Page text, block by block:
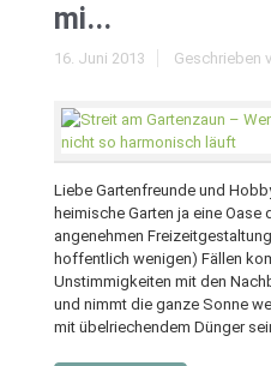
mi...
16. Juni 2013 Geschrieben
Liebe Gartenfreunde und
heimische Garten ja eine Oase
angenehmen
hoffentlich wenigen) Fällen
Unstimmigkeiten mit den
und nimmt die ganze Sonne
mit übelriechendem Dünger